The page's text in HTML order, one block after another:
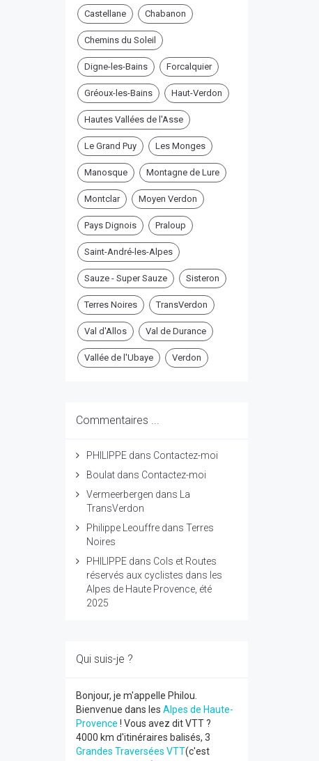
Castellane Chabanon
Chemins du Soleil
Digne-les-Bains Forcalquier
Gréoux-les-Bains Haut-Verdon
Hautes Vallées de l'Asse
Le Grand Puy Les Monges
Manosque Montagne de Lure
Montclar Moyen Verdon
Pays Dignois Praloup
Saint-André-les-Alpes
Sauze - Super Sauze Sisteron
Terres Noires TransVerdon
Val d'Allos Val de Durance
Vallée de l'Ubaye Verdon
Commentaires ...
PHILIPPEdans Contactez-moi
Boulatdans Contactez-moi
Vermeerbergen dans
La
TransVerdon
Philippe Leouffredans Terres
Noires
PHILIPPEdans Cols et Routes
réservés aux cyclistes dans les
Alpes de Haute Provence, été
2025
Qui suis-je ?
Bonjour, je m'appelle Philou.
Bienvenue dans les Alpes de Haute-
Provence ! Vous avez dit VTT ?
4000 km d'itinéraires balisés, 3
Grandes Traversées VTT(c'est